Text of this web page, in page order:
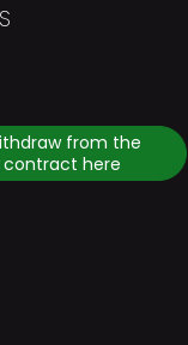
from the
contract here